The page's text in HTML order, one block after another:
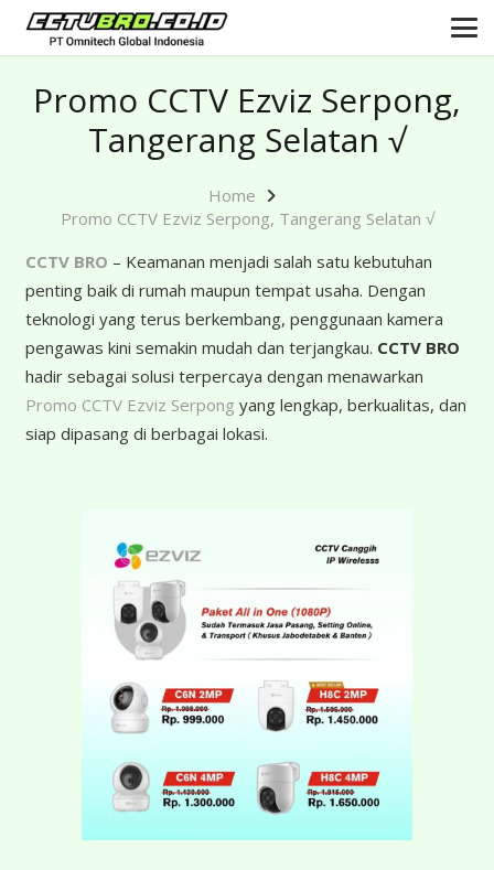
Promo CCTV Ezviz Serpong,
Tangerang Selatan √
Home
Promo CCTV Ezviz Serpong, Tangerang Selatan √
CCTV BRO – Keamanan menjadi salah satu kebutuhan
penting baik di rumah maupun tempat usaha. Dengan
teknologi yang terus berkembang, penggunaan kamera
pengawas kini semakin mudah dan terjangkau. CCTV BRO
hadir sebagai solusi terpercaya dengan menawarkan
Promo CCTV Ezviz Serpong yang lengkap, berkualitas, dan
siap dipasang di berbagai lokasi.